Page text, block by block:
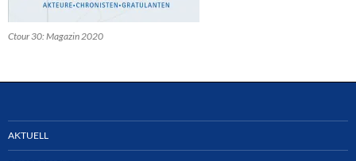
Ctour 30: Magazin 2020
AKTUELL